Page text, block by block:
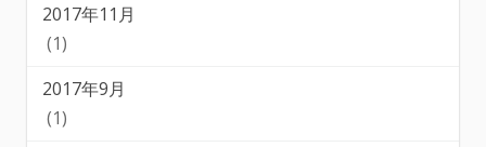
2017年11月
(1)
2017年9月
(1)